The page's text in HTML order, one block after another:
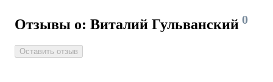
Отзывы о: Виталий Гульванский 0
Оставить отзыв